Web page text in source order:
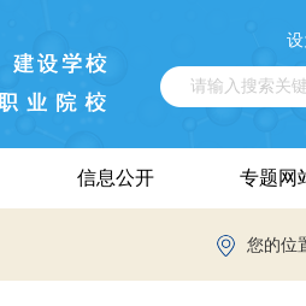
设
信息公开 专题网
您的位